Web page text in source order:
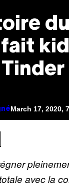
fait
March 17, 2020,
avec la